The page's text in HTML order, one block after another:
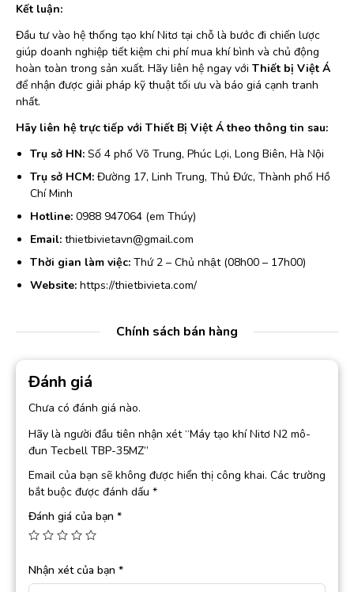
Kết luận:
Đầu tư vào hệ thống tạo khí Nitơ tại chỗ là bước đi chiến lược
giúp doanh nghiệp tiết kiệm chi phí mua khí bình và chủ động
hoàn toàn trong sản xuất. Hãy liên hệ ngay với Thiết bị Việt Á
để nhận được giải pháp kỹ thuật tối ưu và báo giá cạnh tranh
nhất.
Hãy liên hệ trực tiếp với Thiết Bị Việt Á theo thông tin sau:
Trụ sở HN: Số 4 phố Võ Trung, Phúc Lợi, Long Biên, Hà Nội
Trụ sở HCM: Đường 17, Linh Trung, Thủ Đức, Thành phố Hồ
Chí Minh
Hotline: 0988 947064 (em Thúy)
Email: thietbivietavn@gmail.com
Thời gian làm việc: Thứ 2 – Chủ nhật (08h00 – 17h00)
Website: https://thietbivieta.com/
Chính sách bán hàng
Đánh giá
Chưa có đánh giá nào.
Hãy là người đầu tiên nhận xét “Máy tạo khí Nitơ N2 mô-
đun Tecbell TBP-35MZ”
Email của bạn sẽ không được hiển thị công khai. Các trường
bắt buộc được đánh dấu *
Đánh giá của bạn *
Nhận xét của bạn *